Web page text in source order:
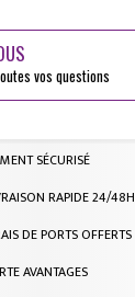
vos questions
SÉCURISÉ
RAPIDE 24/48H
DE PORTS OFFERTS
AVANTAGES